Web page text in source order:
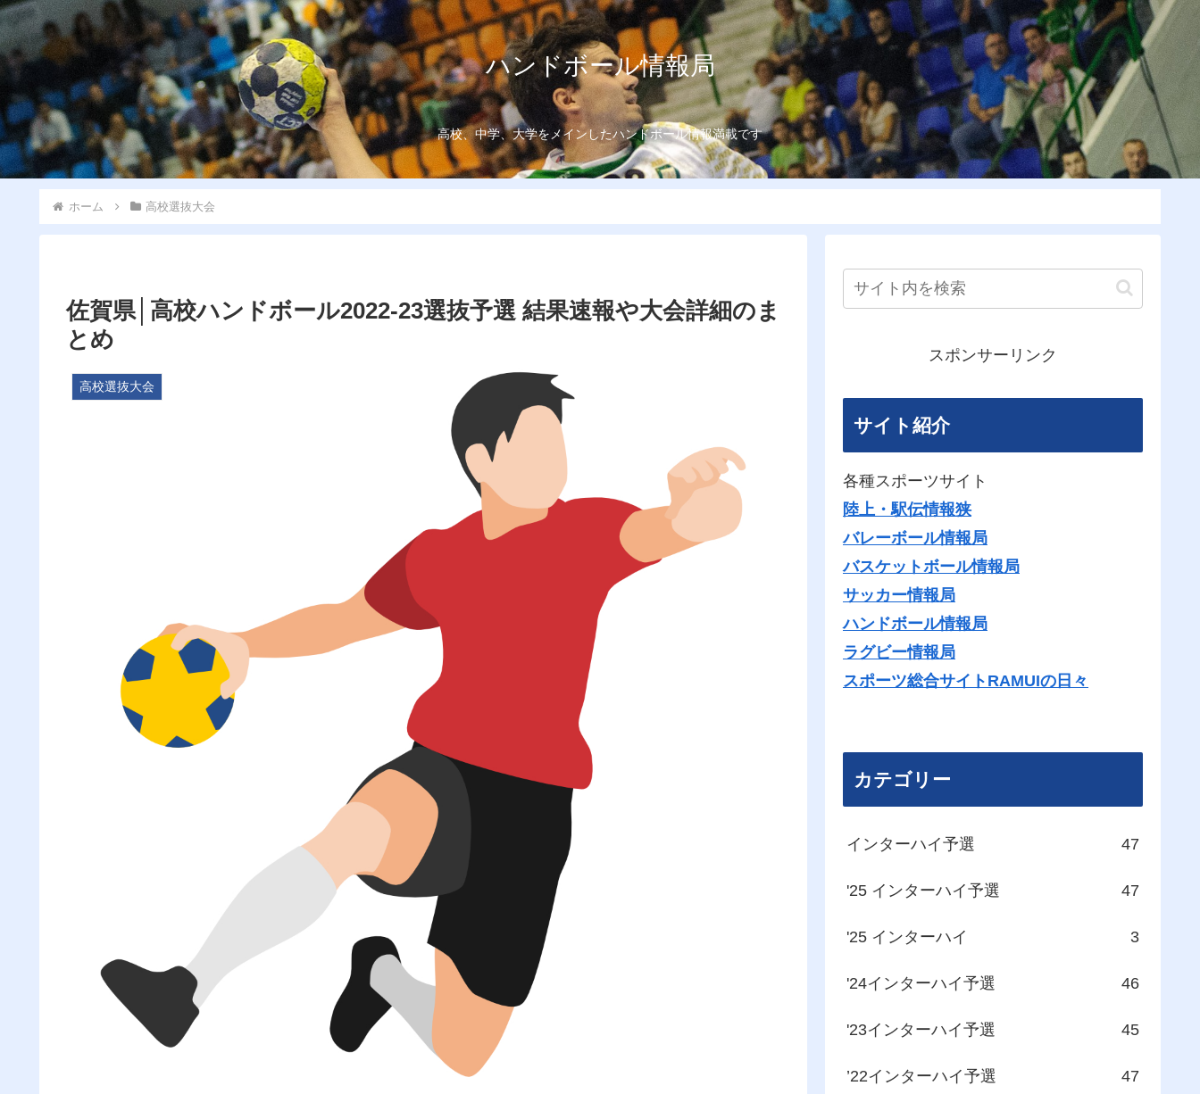
ハンドボール情報局
高校、中学、大学をメインしたハンドボール情報満載です
ホーム 高校選抜大会
佐賀県│高校ハンドボール2022-23選抜予選 結果速報や大会詳細のま
とめ
高校選抜大会
スポンサーリンク
サイト紹介
各種スポーツサイト
陸上・駅伝情報狭
バレーボール情報局
バスケットボール情報局
サッカー情報局
ハンドボール情報局
ラグビー情報局
スポーツ総合サイトRAMUIの日々
カテゴリー
インターハイ予選 47
'25 インターハイ予選 47
'25 インターハイ 3
'24インターハイ予選 46
'23インターハイ予選 45
’22インターハイ予選 47